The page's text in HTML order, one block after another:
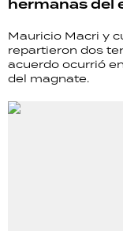
hermanas del
Mauricio Macri y
repartieron dos
acuerdo ocurrió
del magnate.